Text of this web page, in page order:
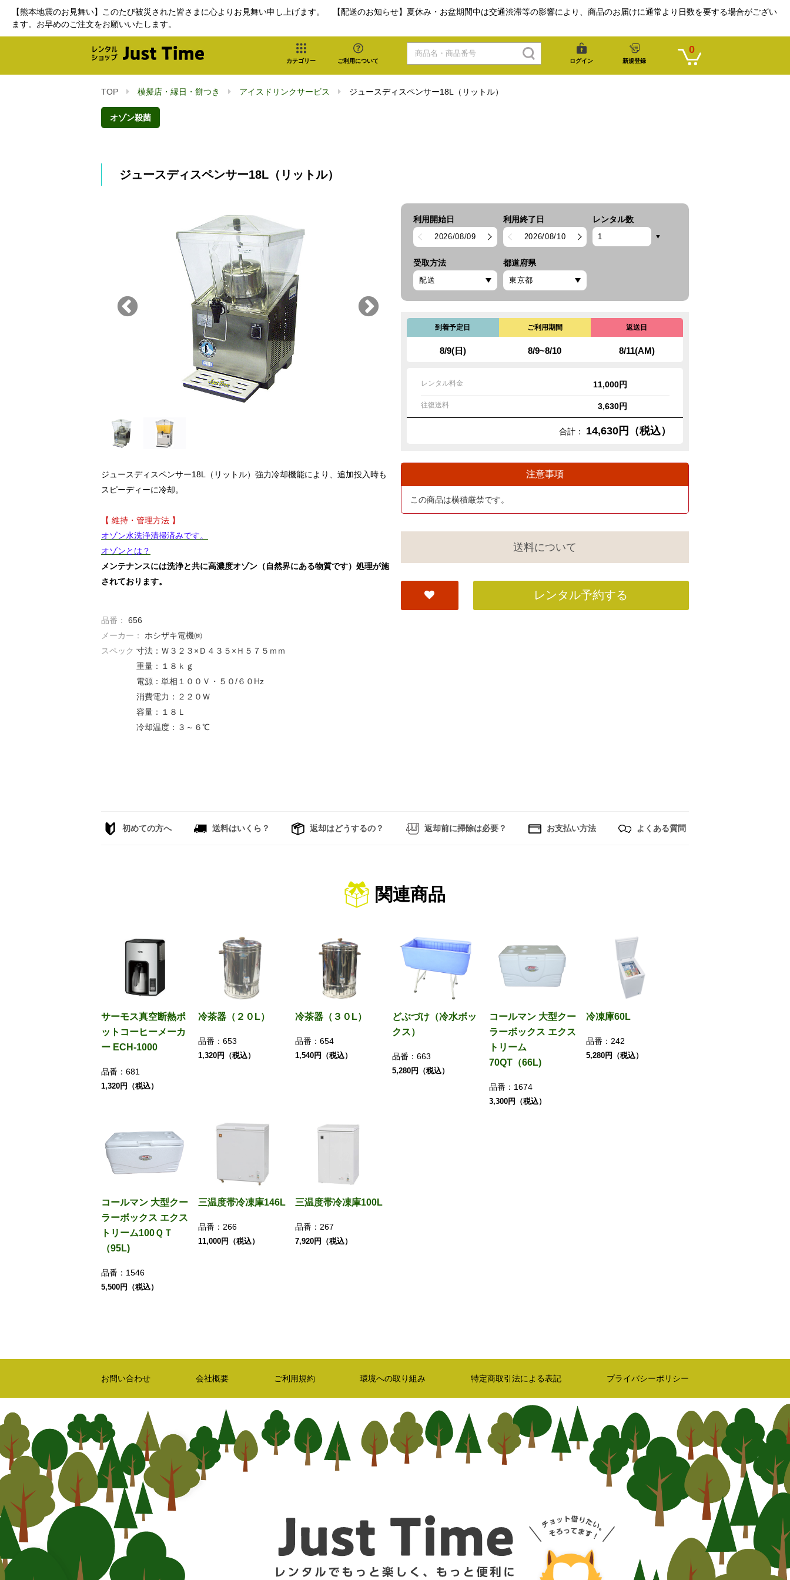
【熊本地震のお見舞い】このたび被災された皆さまに心よりお見舞い申し上げます。 【配送のお知らせ】夏休み・お盆期間中は交通渋滞等の影響により、商品のお届けに通常より日数を要する場合がござい
ます。お早めのご注文をお願いいたします。
カテゴリー ご利用について ログイン 新規登録
0
TOP 模擬店・縁日・餅つき アイスドリンクサービス ジュースディスペンサー18L（リットル）
オゾン殺菌
ジュースディスペンサー18L（リットル）
ジュースディスペンサー18L（リットル）強力冷却機能により、追加投入時も
スピーディーに冷却。
【 維持・管理方法 】
オゾン水洗浄清掃済みです。
オゾンとは？
メンテナンスには洗浄と共に高濃度オゾン（自然界にある物質です）処理が施
されております。
品番：
656
メーカー：
ホシザキ電機㈱
スペック 寸法：Ｗ３２３×Ｄ４３５×Ｈ５７５ｍｍ
重量：１８ｋｇ
電源：単相１００Ｖ・５０/６０Hz
消費電力：２２０Ｗ
容量：１８Ｌ
冷却温度：３～６℃
利用開始日
2026/08/09
利用終了日
2026/08/10
レンタル数
受取方法 都道府県
到着予定日
8/9(日)
ご利用期間
8/9~8/10
返送日
8/11(AM)
レンタル料金 11,000円
往復送料 3,630円
合計： 14,630円（税込）
注意事項
この商品は横積厳禁です。
送料について
レンタル予約する
初めての方へ 送料はいくら？ 返却はどうするの？ 返却前に掃除は必要？ お支払い方法 よくある質問
関連商品
サーモス真空断熱ポ
ットコーヒーメーカ
ー ECH-1000
品番： 681
1,320円（税込）
冷茶器（２０L）
品番： 653
1,320円（税込）
冷茶器（３０L）
品番： 654
1,540円（税込）
どぶづけ（冷水ボッ
クス）
品番： 663
5,280円（税込）
コールマン 大型クー
ラーボックス エクス
トリーム
70QT（66L)
品番： 1674
3,300円（税込）
冷凍庫60L
品番： 242
5,280円（税込）
コールマン 大型クー
ラーボックス エクス
トリーム100ＱＴ
（95L)
品番： 1546
5,500円（税込）
三温度帯冷凍庫146L
品番： 266
11,000円（税込）
三温度帯冷凍庫100L
品番： 267
7,920円（税込）
お問い合わせ 会社概要 ご利用規約 環境への取り組み 特定商取引法による表記 プライバシーポリシー